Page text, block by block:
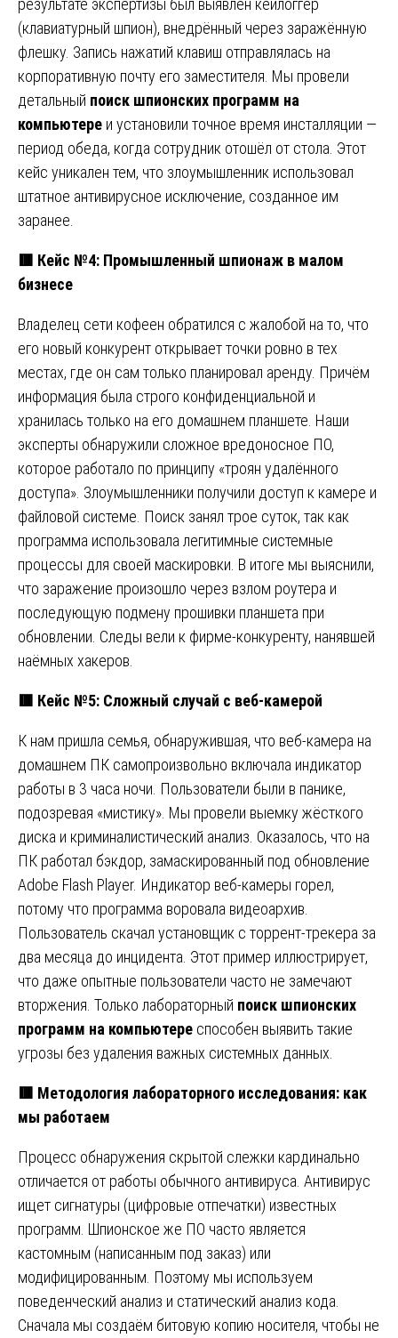
результате экспертизы был выявлен кейлоггер
(клавиатурный шпион), внедрённый через заражённую
флешку. Запись нажатий клавиш отправлялась на
корпоративную почту его заместителя. Мы провели
детальный поиск шпионских программ на
компьютере и установили точное время инсталляции —
период обеда, когда сотрудник отошёл от стола. Этот
кейс уникален тем, что злоумышленник использовал
штатное антивирусное исключение, созданное им
заранее.
🟥 Кейс №4: Промышленный шпионаж в малом
бизнесе
Владелец сети кофеен обратился с жалобой на то, что
его новый конкурент открывает точки ровно в тех
местах, где он сам только планировал аренду. Причём
информация была строго конфиденциальной и
хранилась только на его домашнем планшете. Наши
эксперты обнаружили сложное вредоносное ПО,
которое работало по принципу «троян удалённого
доступа». Злоумышленники получили доступ к камере и
файловой системе. Поиск занял трое суток, так как
программа использовала легитимные системные
процессы для своей маскировки. В итоге мы выяснили,
что заражение произошло через взлом роутера и
последующую подмену прошивки планшета при
обновлении. Следы вели к фирме-конкуренту, нанявшей
наёмных хакеров.
🟥 Кейс №5: Сложный случай с веб-камерой
К нам пришла семья, обнаружившая, что веб-камера на
домашнем ПК самопроизвольно включала индикатор
работы в 3 часа ночи. Пользователи были в панике,
подозревая «мистику». Мы провели выемку жёсткого
диска и криминалистический анализ. Оказалось, что на
ПК работал бэкдор, замаскированный под обновление
Adobe Flash Player. Индикатор веб-камеры горел,
потому что программа воровала видеоархив.
Пользователь скачал установщик с торрент-трекера за
два месяца до инцидента. Этот пример иллюстрирует,
что даже опытные пользователи часто не замечают
вторжения. Только лабораторный поиск шпионских
программ на компьютере способен выявить такие
угрозы без удаления важных системных данных.
🟥 Методология лабораторного исследования: как
мы работаем
Процесс обнаружения скрытой слежки кардинально
отличается от работы обычного антивируса. Антивирус
ищет сигнатуры (цифровые отпечатки) известных
программ. Шпионское же ПО часто является
кастомным (написанным под заказ) или
модифицированным. Поэтому мы используем
поведенческий анализ и статический анализ кода.
Сначала мы создаём битовую копию носителя, чтобы не